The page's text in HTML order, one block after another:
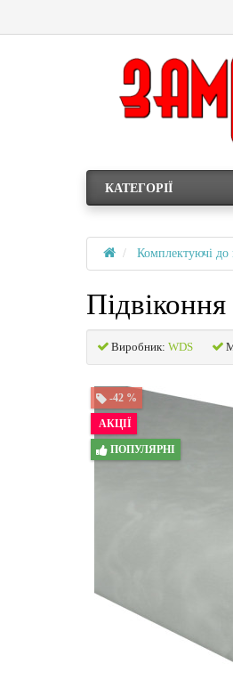
КАТЕГОРІЇ
Комплектуючі до
Виробник: WDS
-42 %
АКЦІЇ
ПОПУЛЯРНІ